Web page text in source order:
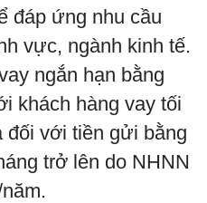
đáp ứng nhu cầu
vực, ngành kinh tế.
ngắn hạn bằng
khách hàng vay tối
đối với tiền gửi bằng
trở lên do NHNN